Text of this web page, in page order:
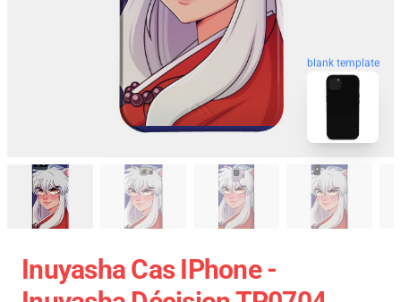
blank template
Inuyasha Cas IPhone -